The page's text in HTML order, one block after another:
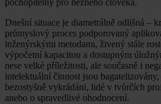
pochopitelný pro běžného člověka.
Dnešní situace je diametrálně odlišná –
průmyslový proces podporovaný
inženýrskými metodami, živený stále
výpočetní kapacitou a dostupným
nese velké příležitosti, ale současně i
intelektuální činnost jsou
bezostyšně vykrádáni, lidé v tvůrčích
anebo o spravedlivé ohodnocení.